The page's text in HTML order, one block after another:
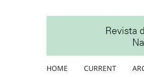
HOME CURRENT